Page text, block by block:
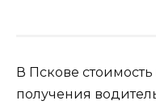
В Пскове
получения